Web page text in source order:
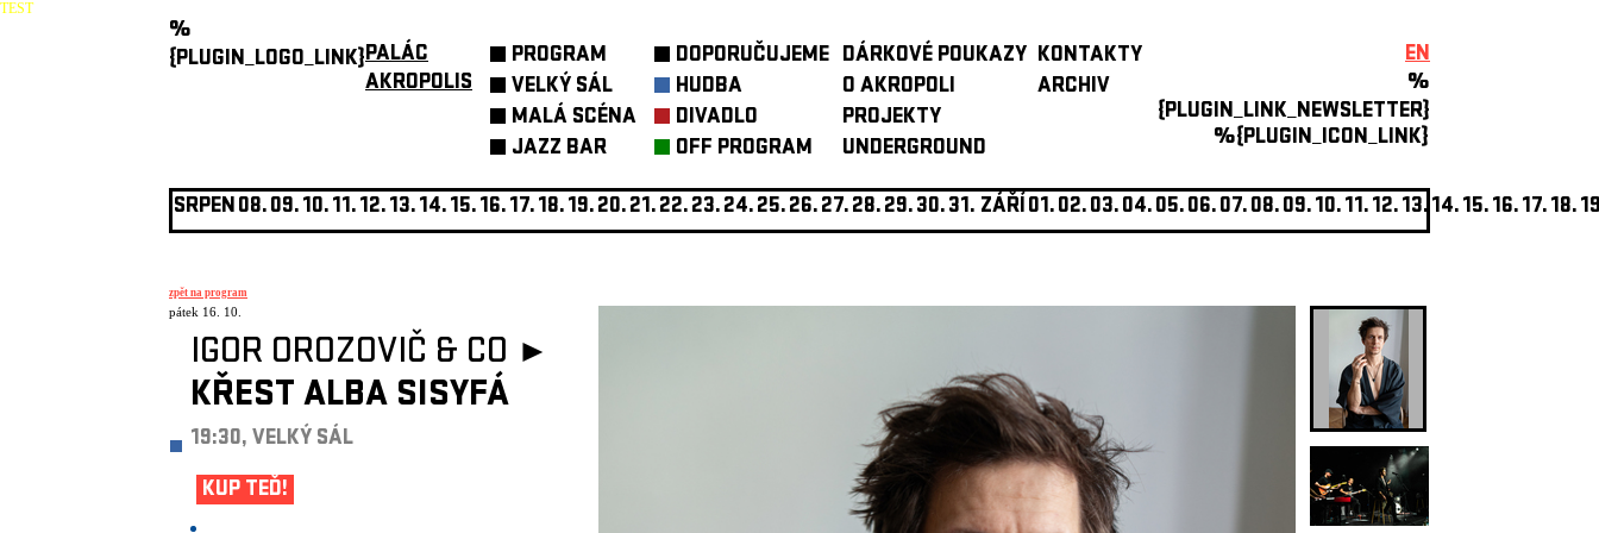
TEST
%
{PLUGIN_LOGO_LINK}PALÁC
AKROPOLIS
PROGRAM
VELKÝ SÁL
MALÁ SCÉNA
JAZZ BAR
DOPORUČUJEME
HUDBA
DIVADLO
OFF PROGRAM
DÁRKOVÉ POUKAZY
O AKROPOLI
PROJEKTY
UNDERGROUND
KONTAKTY
ARCHIV
EN
%
{PLUGIN_LINK_NEWSLETTER}
%{PLUGIN_ICON_LINK}
SRPEN08.09.10.11.12.13.14.15.16.17.18.19.20.21.22.23.24.25.26.27.28.29.30.31. ZÁŘÍ01.02.03.04.05.06.07.08.09.10.11.12.13. 14.15.16.17.18.
zpět na program
pátek 16. 10.
IGOR OROZOVIČ & CO ►
KŘEST ALBA SISYFÁ
19:30, VELKÝ SÁL
KUP TEĎ!